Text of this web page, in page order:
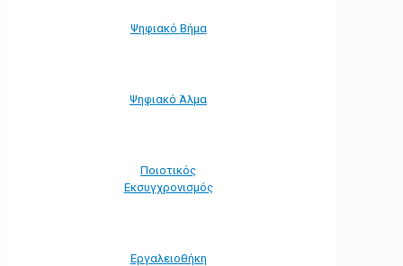
Ψηφιακό Βήμα
Ψηφιακό Άλμα
Ποιοτικός
Εκσυγχρονισμός
Εργαλειοθήκη